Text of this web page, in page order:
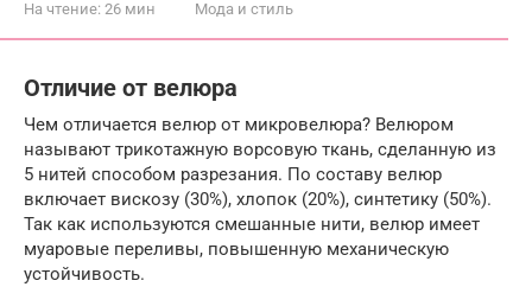
На чтение: 26 мин Мода и стиль
Отличие от велюра
Чем отличается велюр от микровелюра? Велюром
называют трикотажную ворсовую ткань, сделанную из
5 нитей способом разрезания. По составу велюр
включает вискозу (30%), хлопок (20%), синтетику (50%).
Так как используются смешанные нити, велюр имеет
муаровые переливы, повышенную механическую
устойчивость.